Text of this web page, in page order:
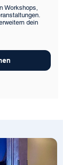
Workshops,
dein